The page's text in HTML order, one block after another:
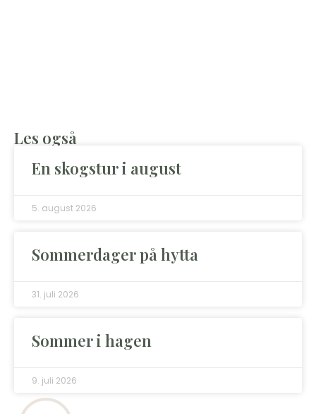
Les også
En skogstur i august
5. august 2026
Sommerdager på hytta
31. juli 2026
Sommer i hagen
9. juli 2026